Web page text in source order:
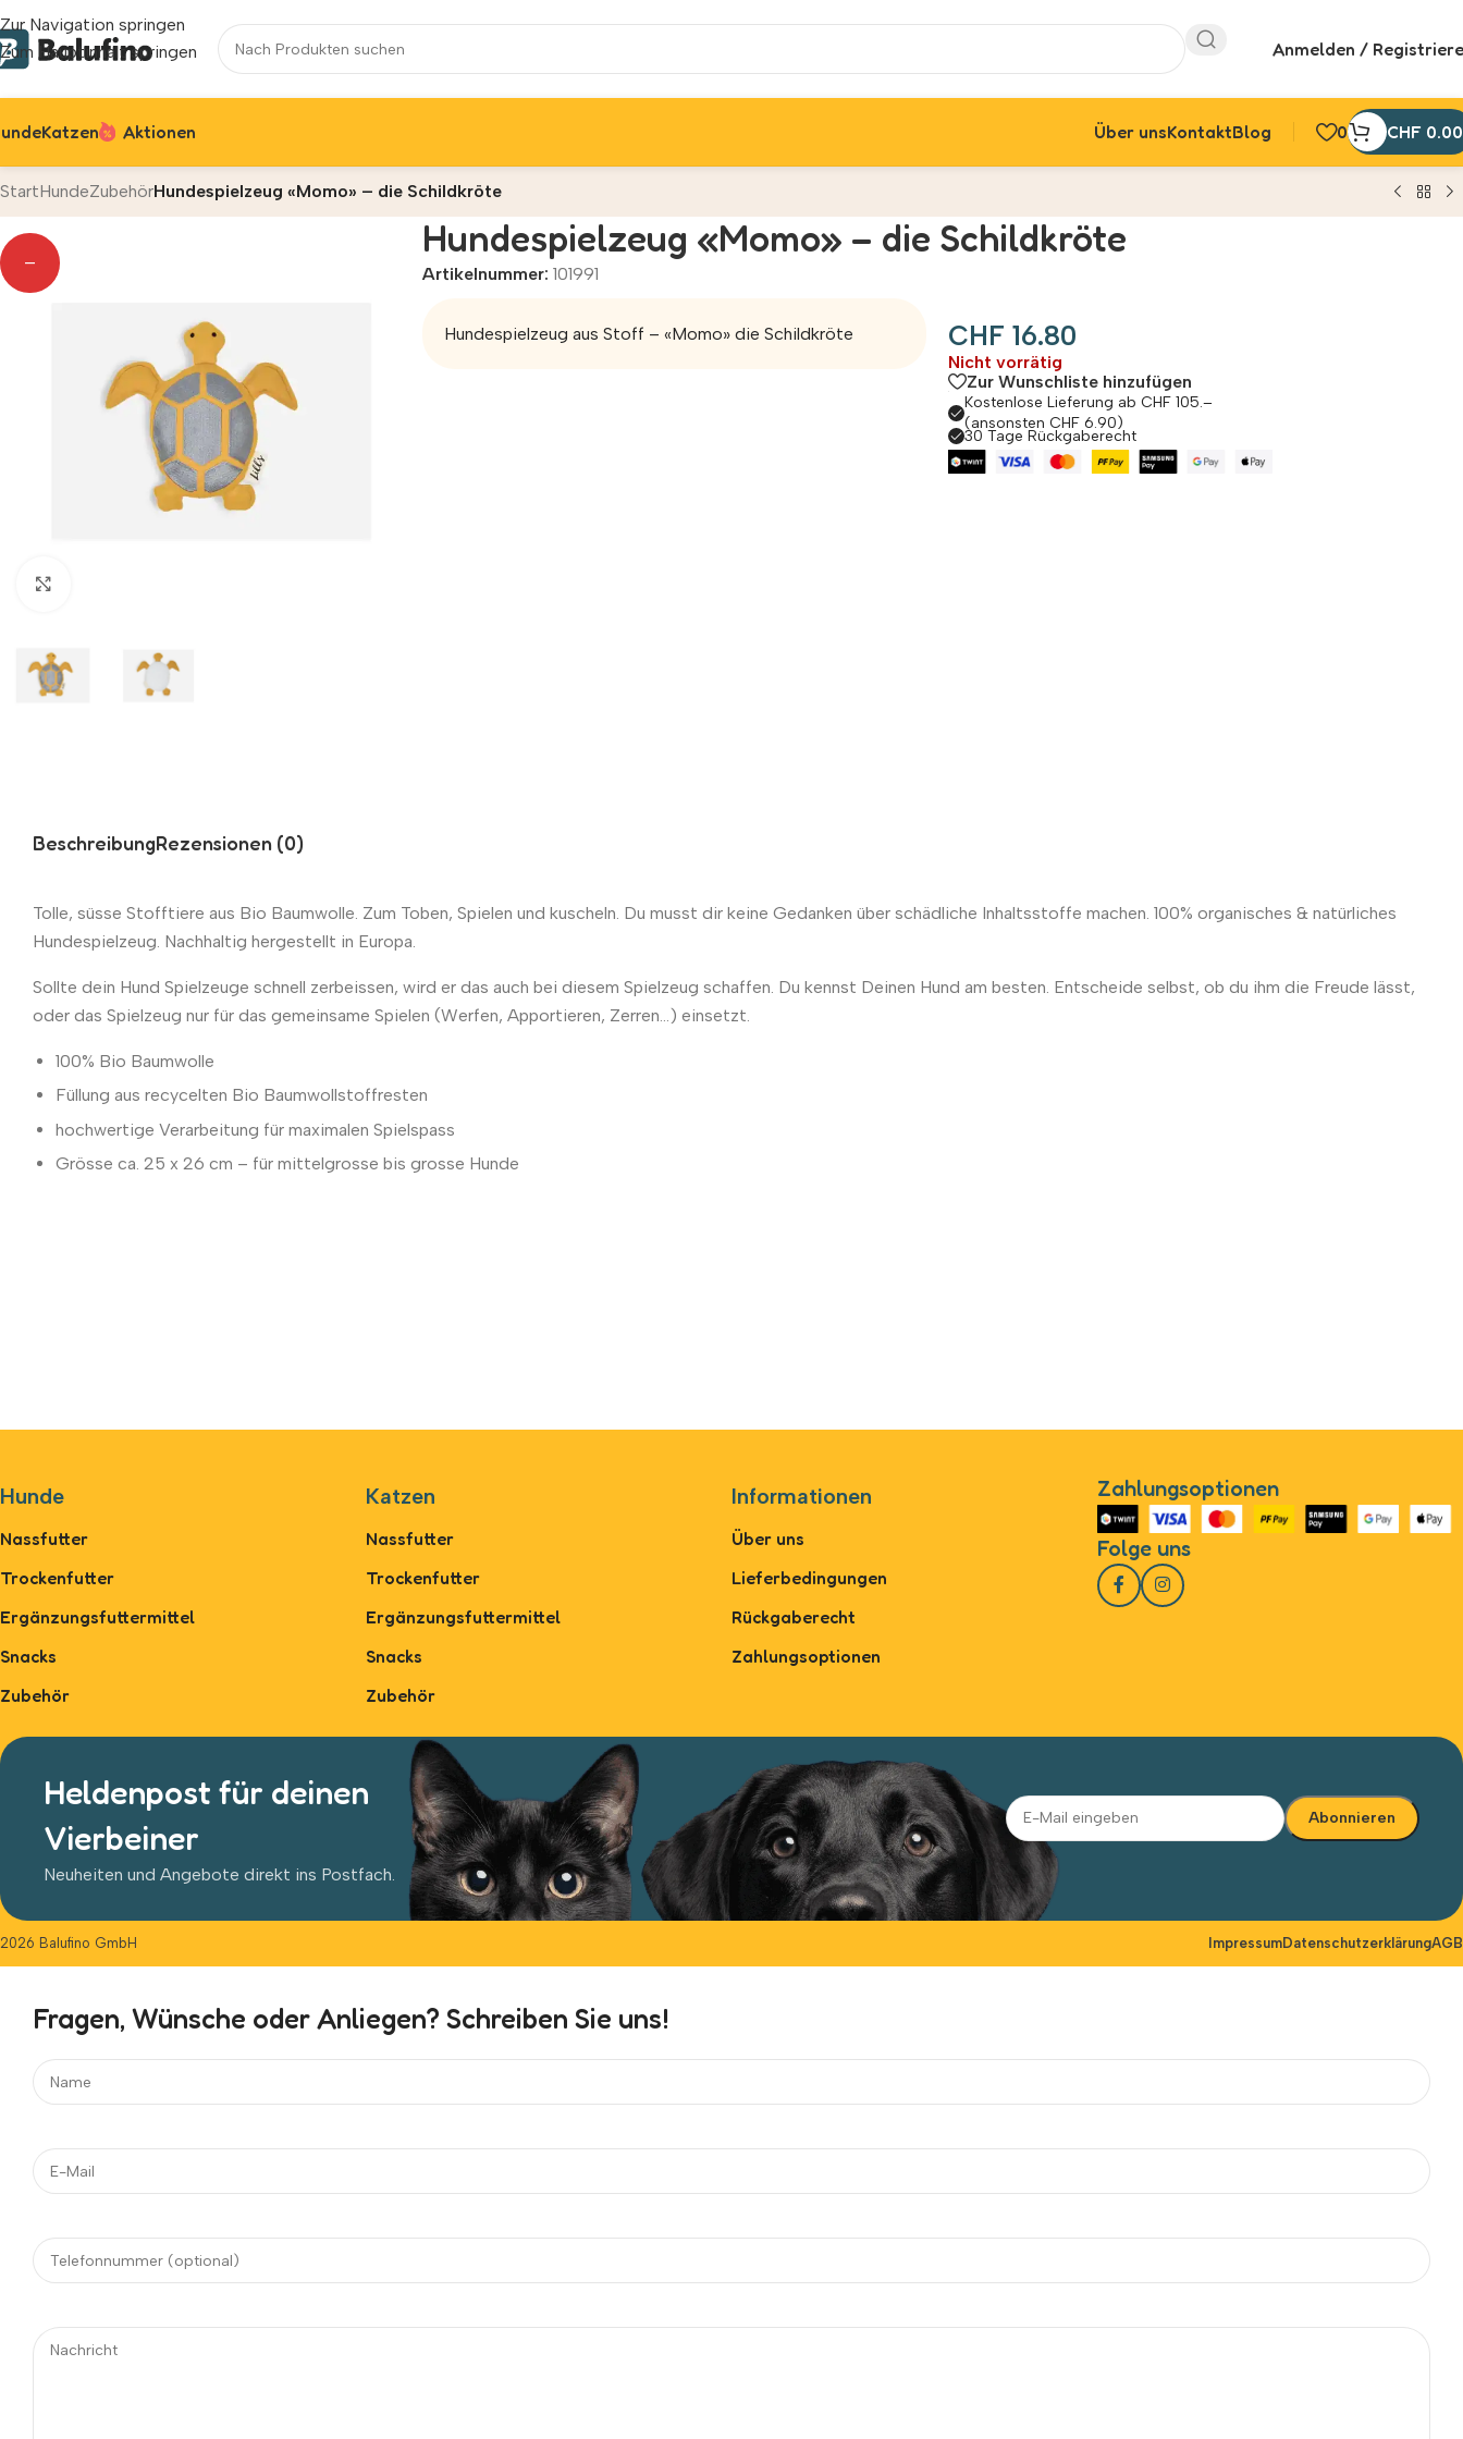
Zur Navigation springen
Zum Hauptinhalt springen
Anmelden /
Katzen Aktionen Über unsKontaktBlog 0 CHF 0.00
StartHundeZubehörHundespielzeug «Momo» – die Schildkröte
—
Hundespielzeug «Momo» – die Schildkröte
Artikelnummer:101991
Hundespielzeug aus Stoff – «Momo» die Schildkröte CHF 16.80
Nicht vorrätig
Zur Wunschliste hinzufügen
Kostenlose Lieferung ab CHF 105.–
(ansonsten CHF 6.90)
30 Tage Rückgaberecht
BeschreibungRezensionen (0)
Tolle, süsse Stofftiere aus Bio Baumwolle. Zum Toben, Spielen und kuscheln. Du musst dir keine Gedanken über schädliche Inhaltsstoffe machen. 100% organisches & natürliches
Hundespielzeug. Nachhaltig hergestellt in Europa.
Sollte dein Hund Spielzeuge schnell zerbeissen, wird er das auch bei diesem Spielzeug schaffen. Du kennst Deinen Hund am besten. Entscheide selbst, ob du ihm die Freude lässt,
oder das Spielzeug nur für das gemeinsame Spielen (Werfen, Apportieren, Zerren…) einsetzt.
100% Bio Baumwolle
Füllung aus recycelten Bio Baumwollstoffresten
hochwertige Verarbeitung für maximalen Spielspass
Grösse ca. 25 x 26 cm – für mittelgrosse bis grosse Hunde
Hunde
Nassfutter
Trockenfutter
Ergänzungsfuttermittel
Snacks
Zubehör
Katzen
Nassfutter
Trockenfutter
Ergänzungsfuttermittel
Snacks
Zubehör
Informationen
Über uns
Lieferbedingungen
Rückgaberecht
Zahlungsoptionen
Zahlungsoptionen
Folge uns
Heldenpost für deinen
Vierbeiner
Neuheiten und Angebote direkt ins Postfach. Alternative:
2026 Balufino GmbH ImpressumDatenschutzerklärungAGB
Fragen, Wünsche oder Anliegen? Schreiben Sie uns!